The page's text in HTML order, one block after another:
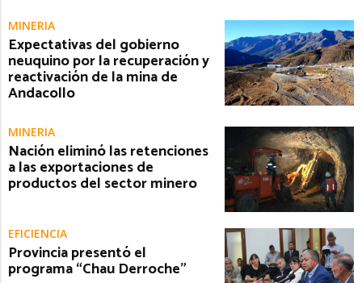
MINERÍA
Expectativas del gobierno
neuquino por la recuperación y
reactivación de la mina de
Andacollo
MINERÍA
Nación eliminó las retenciones
a las exportaciones de
productos del sector minero
EFICIENCIA
Provincia presentó el
programa “Chau Derroche”